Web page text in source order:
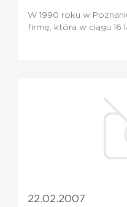
W 1990 roku w
firmę, która w ciągu 16
22.02.2007